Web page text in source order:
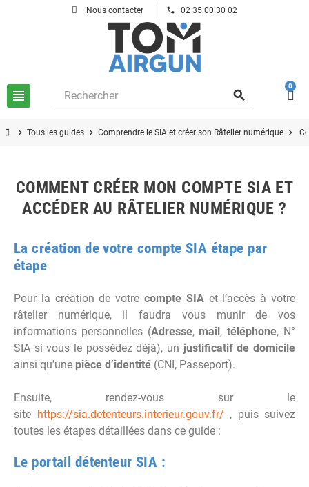
Nous contacter phone 02 35 00 30 02
view_headline search
0
chevron_right Tous les guides chevron_right Comprendre le SIA et créer son Râtelier numérique chevron_right
COMMENT CRÉER MON COMPTE SIA ET
ACCÉDER AU RÂTELIER NUMÉRIQUE ?
La création de votre compte SIA étape par
étape
Pour la création de votre compte SIAet l’accès à votre
râtelier numérique, il faudra vous munir de vos
informations personnelles (Adresse, mail,téléphone, N°
SIA si vous le possédez déjà), un justificatif de domicile
ainsi qu’une pièce d’identité (CNI, Passeport).
Ensuite, rendez-vous sur le
site https://sia.detenteurs.interieur.gouv.fr/ , puis suivez
toutes les étapes détaillées dans ce guide :
Le portail détenteur SIA :